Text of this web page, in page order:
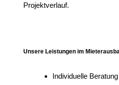
Projektverlauf.
Unsere Leistungen im
Individuelle